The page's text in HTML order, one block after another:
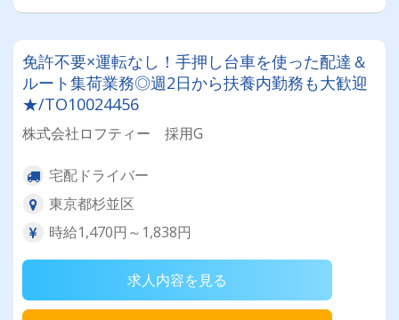
免許不要×運転なし！手押し台車を使った配達＆
ルート集荷業務◎週2日から扶養内勤務も大歓迎
★/TO10024456
株式会社ロフティー 採用G
宅配ドライバー
東京都杉並区
時給1,470円～1,838円
求人内容を見る